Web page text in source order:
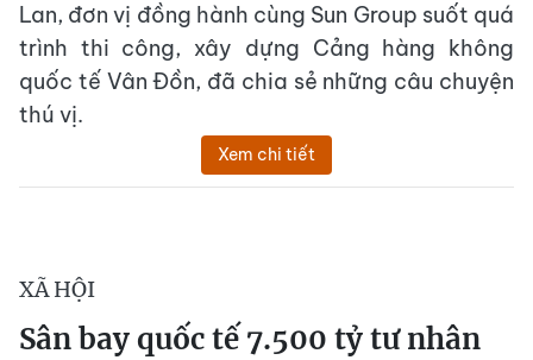
Lan, đơn vị đồng hành cùng Sun Group suốt quá
trình thi công, xây dựng Cảng hàng không
quốc tế Vân Đồn, đã chia sẻ những câu chuyện
thú vị.
Xem chi tiết
XÃ HỘI
Sân bay quốc tế 7.500 tỷ tư nhân